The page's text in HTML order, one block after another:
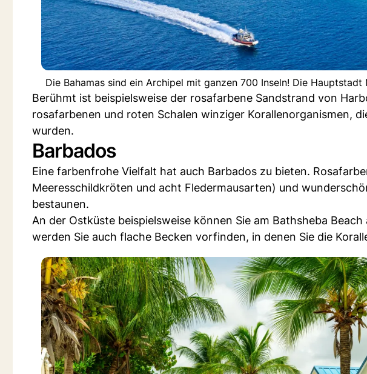
Die Bahamas sind ein Archipel mit ganzen 700 Inseln! Die
Berühmt ist beispielsweise der rosafarbene Sandstrand von
rosafarbenen und roten Schalen winziger Korallenorganismen,
wurden.
Barbados
Eine farbenfrohe Vielfalt hat auch Barbados zu bieten.
Meeresschildkröten und acht Fledermausarten) und
bestaunen.
An der Ostküste beispielsweise können Sie am Bathsheba
werden Sie auch flache Becken vorfinden, in denen Sie die